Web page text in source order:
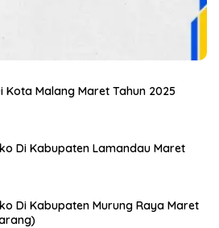
Malang Maret Tahun 2025
Di Kabupaten Lamandau Maret
Di Kabupaten Murung Raya Maret